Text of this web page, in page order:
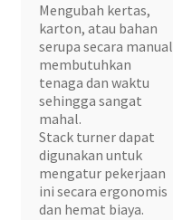
Mengubah kertas,
karton, atau bahan
serupa secara manual
membutuhkan
tenaga dan waktu
sehingga sangat
mahal.
Stack turner dapat
digunakan untuk
mengatur pekerjaan
ini secara ergonomis
dan hemat biaya.